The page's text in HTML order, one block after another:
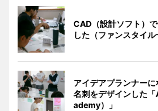
CAD（設計ソフト）
した（ファンスタイル
アイデアプランナー
名刺をデザインした
ademy）」